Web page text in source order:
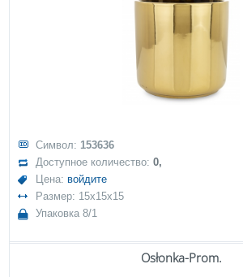
Символ: 153636
Доступное количество:0,
Цена: войдите
Размер: 15x15x15
Упаковка 8/1
Osłonka-Prom.